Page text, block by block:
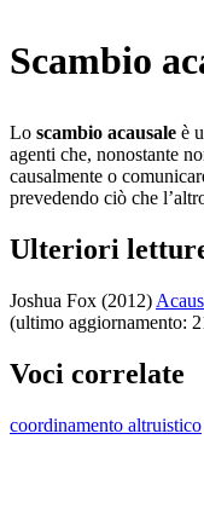
Scambio
Lo scambio acausale è
agenti che, nonostante
causalmente o
prevedendo ciò che
Ulteriori
Joshua Fox (2012)
(ultimo aggiornamento:
Voci correlate
coordinamento altruistico